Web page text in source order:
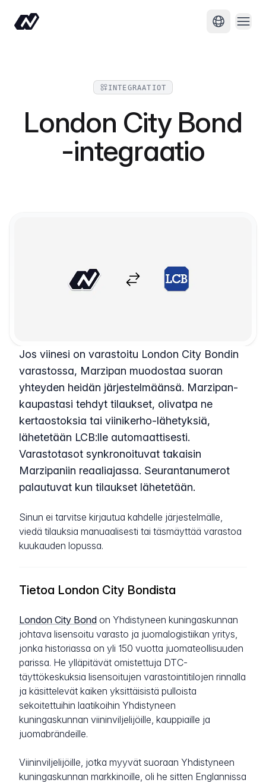
Vaihda
INTEGRAATIOT
London City Bond
-integraatio
Jos viinesi on varastoitu London City Bondin
varastossa, Marzipan muodostaa suoran
yhteyden heidän järjestelmäänsä. Marzipan-
kaupastasi tehdyt tilaukset, olivatpa ne
kertaostoksia tai viinikerho-lähetyksiä,
lähetetään LCB:lle automaattisesti.
Varastotasot synkronoituvat takaisin
Marzipaniin reaaliajassa. Seurantanumerot
palautuvat kun tilaukset lähetetään.
Sinun ei tarvitse kirjautua kahdelle järjestelmälle,
viedä tilauksia manuaalisesti tai täsmäyttää varastoa
kuukauden lopussa.
Tietoa London City Bondista
London City Bond on Yhdistyneen kuningaskunnan
johtava lisensoitu varasto ja juomalogistiikan yritys,
jonka historiassa on yli 150 vuotta juomateollisuuden
parissa. He ylläpitävät omistettuja DTC-
täyttökeskuksia lisensoitujen varastointitilojen rinnalla
ja käsittelevät kaiken yksittäisistä pulloista
sekoitettuihin laatikoihin Yhdistyneen
kuningaskunnan viininviljelijöille, kauppiaille ja
juomabrändeille.
Viininviljelijöille, jotka myyvät suoraan Yhdistyneen
kuningaskunnan markkinoille, oli he sitten Englannissa